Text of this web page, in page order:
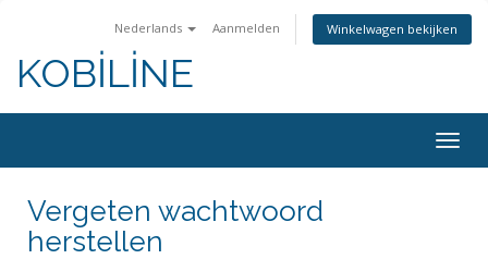
Nederlands Aanmelden Winkelwagen bekijken
KOBİLİNE
in-/
Vergeten wachtwoord
herstellen